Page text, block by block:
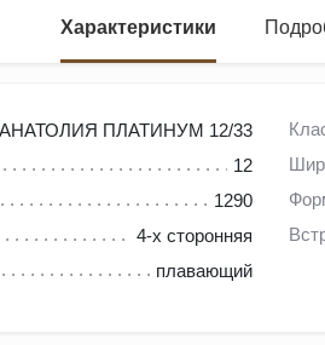
Характеристики
АНАТОЛИЯ ПЛАТИНУМ 12/33
12
1290
4-х сторонняя
плавающий